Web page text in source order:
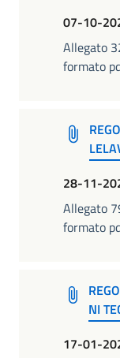
07-10-
Allegato
formato
28-11-
Allegato
formato
NI
17-01-